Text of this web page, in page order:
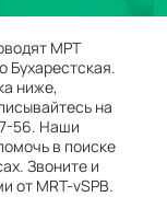
МРТ
Бухарестская.
ниже,
на
56. Наши
в поиске
Звоните и
от MRT-vSPB.